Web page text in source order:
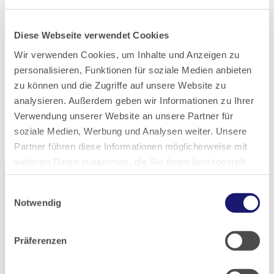
Diese Webseite verwendet Cookies
Wir verwenden Cookies, um Inhalte und Anzeigen zu
personalisieren, Funktionen für soziale Medien anbieten
zu können und die Zugriffe auf unsere Website zu
analysieren. Außerdem geben wir Informationen zu Ihrer
Verwendung unserer Website an unsere Partner für
soziale Medien, Werbung und Analysen weiter. Unsere
Partner führen diese Informationen möglicherweise mit
weiteren Daten zusammen, die Sie ihnen bereitgestellt
haben oder die sie im Rahmen Ihrer Nutzung der Dienste
Notwendig
Präferenzen
Das könnte Sie auch interessieren